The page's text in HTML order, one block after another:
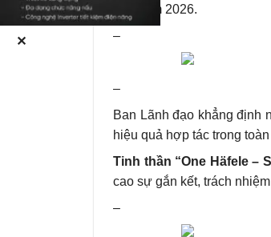
cho năm 2026.
–
–
Ban Lãnh đạo khẳng định
hiệu quả hợp tác trong
Tinh thần “One Häfele –
cao sự gắn kết, trách
–
✕